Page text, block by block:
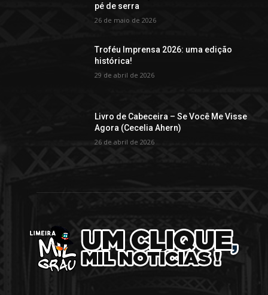
pé de serra
26 de maio de 2026
Troféu Imprensa 2026: uma edição
histórica!
29 de abril de 2026
Livro de Cabeceira – Se Você Me Visse
Agora (Cecelia Ahern)
26 de abril de 2026